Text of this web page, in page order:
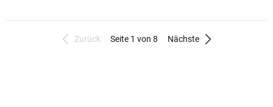
Zurück Seite 1 von 8 Nächste